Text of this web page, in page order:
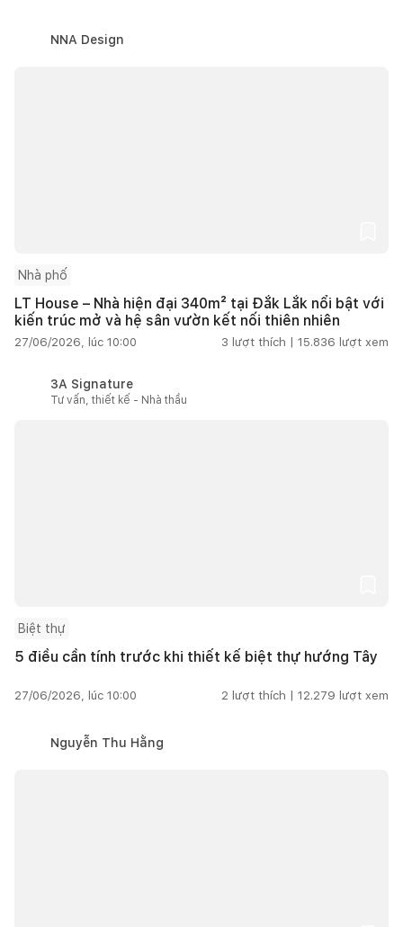
NNA Design
Nhà phố
LT House – Nhà hiện đại 340m² tại Đắk Lắk nổi bật với
kiến trúc mở và hệ sân vườn kết nối thiên nhiên
27/06/2026, lúc 10:00 3 lượt thích | 15.836 lượt xem
3A Signature
Tư vấn, thiết kế - Nhà thầu
Biệt thự
5 điều cần tính trước khi thiết kế biệt thự hướng Tây
27/06/2026, lúc 10:00 2 lượt thích | 12.279 lượt xem
Nguyễn Thu Hằng